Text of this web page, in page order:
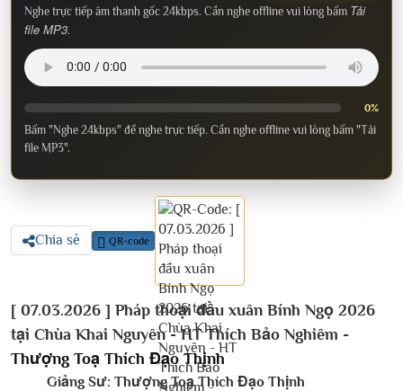
Nghe trực tiếp âm thanh gốc 24kbps. Cần nghe offline vui lòng bấm Tải
file MP3.
0%
Bấm "Nghe 24kbps" để nghe trực tiếp. Cần nghe offline vui lòng bấm "Tải
file MP3".
Chia sẻ QR-code
[ 07.03.2026 ] Pháp thoại đầu xuân Bính Ngọ 2026
tại Chùa Khai Nguyên - HT Thích Bảo Nghiêm -
Thượng Toạ Thích Đạo Thịnh
Giảng Sư: Thượng Toạ Thích Đạo Thịnh